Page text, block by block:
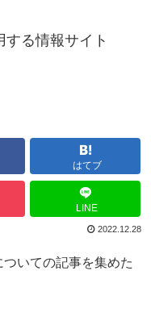
る情報サイト
はてブ
LINE
2022.12.28
ついての記事を集めた